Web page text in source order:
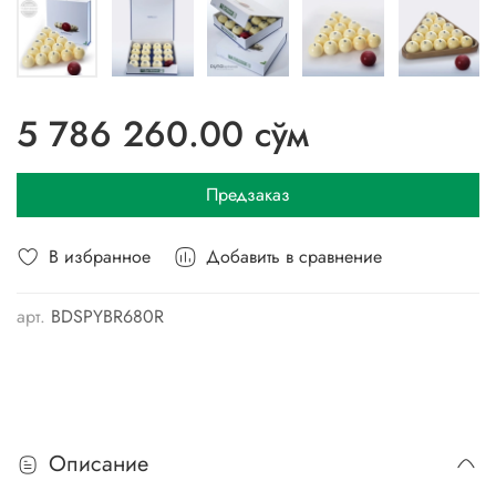
В избранное Добавить в сравнение
арт. BDSPYBR680R
5 786 260.00 сўм
Предзаказ
Описание